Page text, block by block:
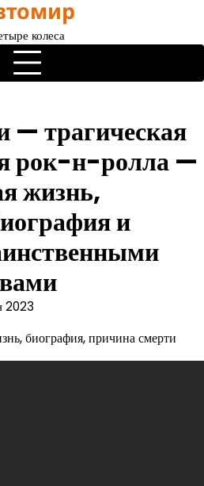
колеса
— трагическая
рок-н-ролла —
жизнь,
и
2023